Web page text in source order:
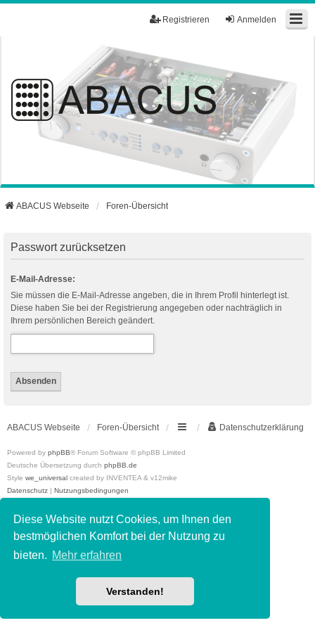
Diese Website nutzt Cookies, um Ihnen den
bestmöglichen Komfort bei der Nutzung zu
bieten. Mehr erfahren
Verstanden!
Anmelden
Registrieren
ABACUS Webseite Foren-Übersicht
Passwort zurücksetzen
E-Mail-Adresse:
Sie müssen die E-Mail-Adresse angeben, die in Ihrem Profil hinterlegt ist.
Diese haben Sie bei der Registrierung angegeben oder nachträglich in
Ihrem persönlichen Bereich geändert.
ABACUS Webseite Foren-Übersicht Datenschutzerklärung
Powered by phpBB® Forum Software © phpBB Limited
Deutsche Übersetzung durch phpBB.de
Style we_universal created by INVENTEA & v12mike
Datenschutz | Nutzungsbedingungen